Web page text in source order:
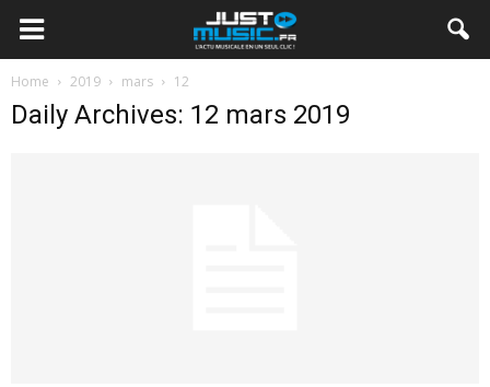
Home 2019 mars 12
Daily Archives: 12 mars 2019